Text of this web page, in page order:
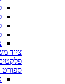
ציוד
ספורט